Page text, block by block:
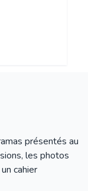
présentés au
les photos
cahier